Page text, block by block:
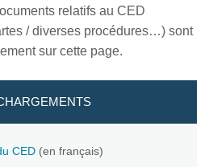
relatifs au CED
/ diverses procédures…) sont
sur cette page.
CED (en français)